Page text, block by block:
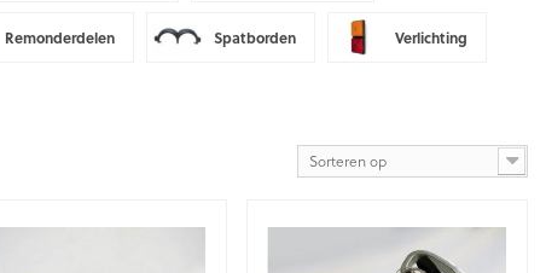
Remonderdelen Spatborden Verlichting
Sorteren op